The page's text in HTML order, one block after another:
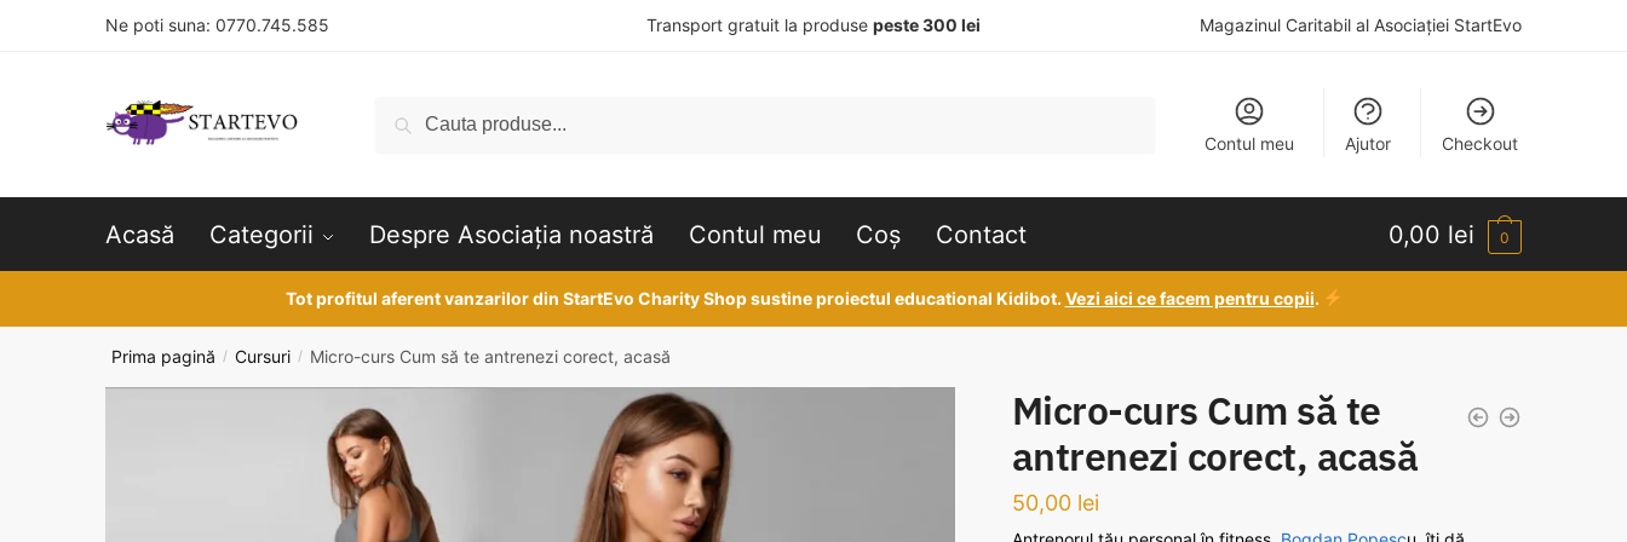
Ne poti suna: 0770.745.585 Transport gratuit la produse peste 300 lei Magazinul Caritabil al Asociației StartEvo
Caută
Caută
Contul meu Ajutor Checkout
Acasă Categorii Despre Asociația noastră Contul meu Coș Contact 0,00 lei 0
Tot profitul aferent vanzarilor din StartEvo Charity Shop sustine proiectul educational Kidibot. Vezi aici ce facem pentru copii.
Prima pagină / Cursuri / Micro-curs Cum să te antrenezi corect, acasă
Micro-curs Cum să te
antrenezi corect, acasă
50,00 lei